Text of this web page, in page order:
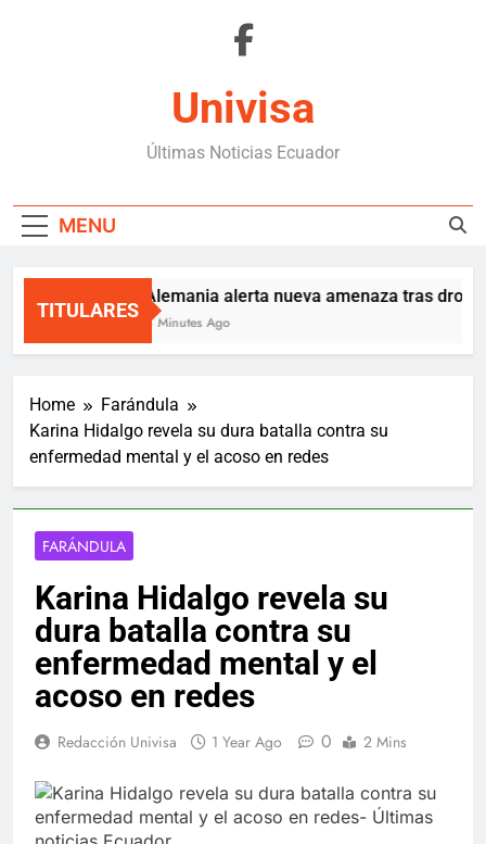
Univisa
Últimas Noticias Ecuador
MENU
TITULARES
Alemania alerta nueva amenaza tras dron
4 Minutes Ago
Home
Farándula
Karina Hidalgo revela su dura batalla contra su
enfermedad mental y el acoso en redes
FARÁNDULA
Karina Hidalgo revela su
dura batalla contra su
enfermedad mental y el
acoso en redes
Redacción Univisa 1 Year Ago 0 2 Mins